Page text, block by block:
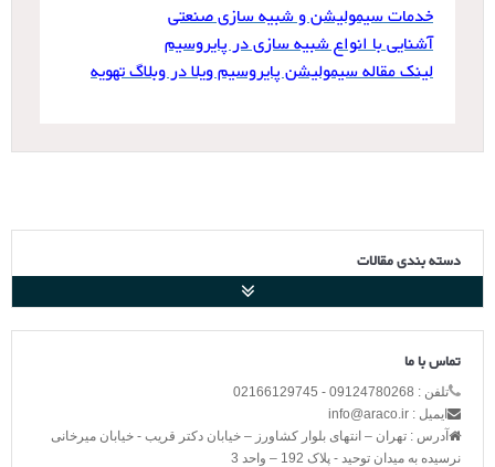
خدمات سیمولیشن و شبیه سازی صنعتی
آشنایی با انواع شبیه سازی در پایروسیم
لینک مقاله سیمولیشن پایروسیم ویلا در وبلاگ تهویه
دسته بندی مقالات
تماس با ما
تلفن : 09124780268 - 02166129745
ایمیل : info@araco.ir
آدرس : تهران – انتهای بلوار کشاورز – خیابان دکتر قریب - خیابان میرخانی
نرسیده به میدان توحید - پلاک 192 – واحد 3